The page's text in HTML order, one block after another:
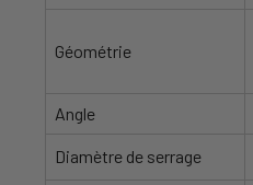
Géométrie
Angle
Diamètre de serrage